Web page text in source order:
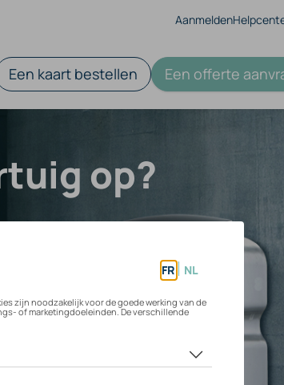
Aanmelden
Een kaart bestellen Een offerte
op?